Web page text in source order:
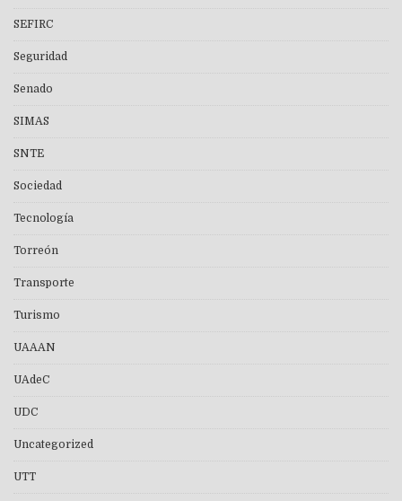
SEFIRC
Seguridad
Senado
SIMAS
SNTE
Sociedad
Tecnología
Torreón
Transporte
Turismo
UAAAN
UAdeC
UDC
Uncategorized
UTT